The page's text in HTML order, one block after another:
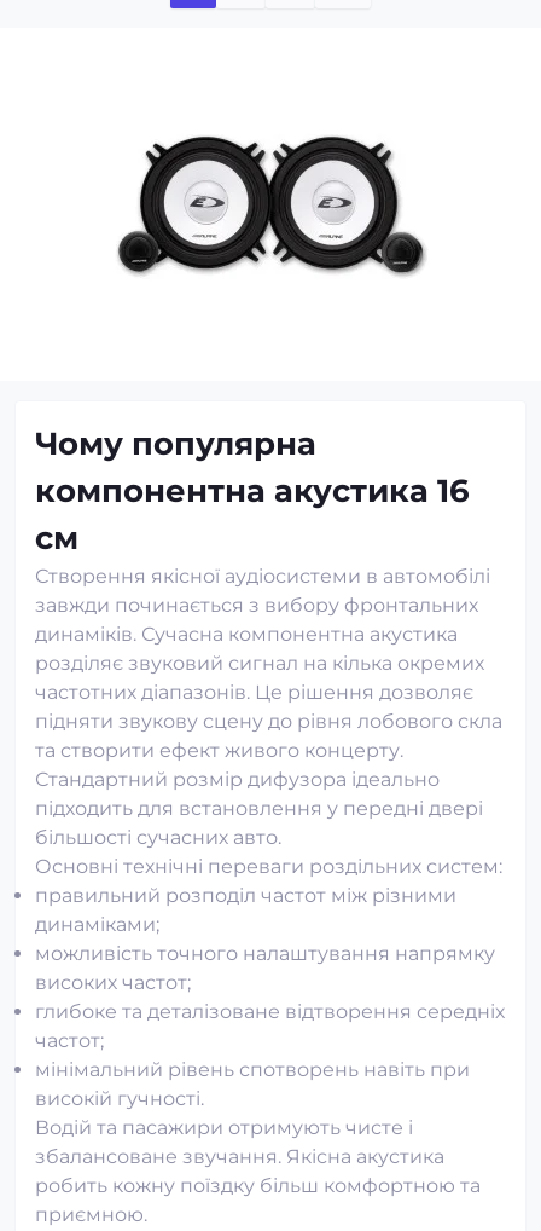
Чому популярна
компонентна акустика 16
см
Створення якісної аудіосистеми в автомобілі
завжди починається з вибору фронтальних
динаміків. Сучасна компонентна акустика
розділяє звуковий сигнал на кілька окремих
частотних діапазонів. Це рішення дозволяє
підняти звукову сцену до рівня лобового скла
та створити ефект живого концерту.
Стандартний розмір дифузора ідеально
підходить для встановлення у передні двері
більшості сучасних авто.
Основні технічні переваги роздільних систем:
правильний розподіл частот між різними
динаміками;
можливість точного налаштування напрямку
високих частот;
глибоке та деталізоване відтворення середніх
частот;
мінімальний рівень спотворень навіть при
високій гучності.
Водій та пасажири отримують чисте і
збалансоване звучання. Якісна акустика
робить кожну поїздку більш комфортною та
приємною.